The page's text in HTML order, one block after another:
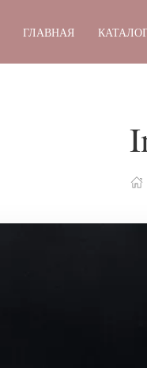
ГЛАВНАЯ